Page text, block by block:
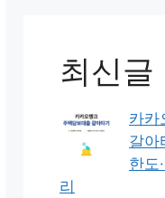
최신글
카카
갈아
한도
리